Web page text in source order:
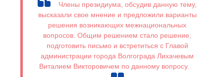
Члены президиума, обсудив данную тему,
высказали свое мнение и предложили варианты
решения возникающих межнациональных
вопросов. Общим решением стало решение,
подготовить письмо и встретиться с Главой
администрации города Волгограда Лихачевым
Виталием Викторовичем по данному вопросу.